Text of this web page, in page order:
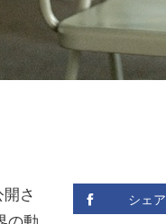
シェア
さ